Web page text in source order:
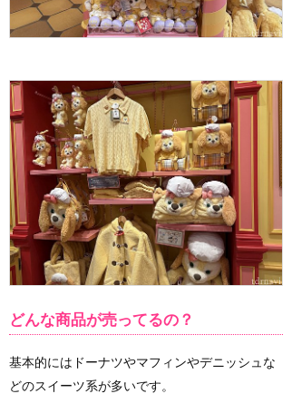
どんな商品が売ってるの？
基本的にはドーナツやマフィンやデニッシュな
どのスイーツ系が多いです。